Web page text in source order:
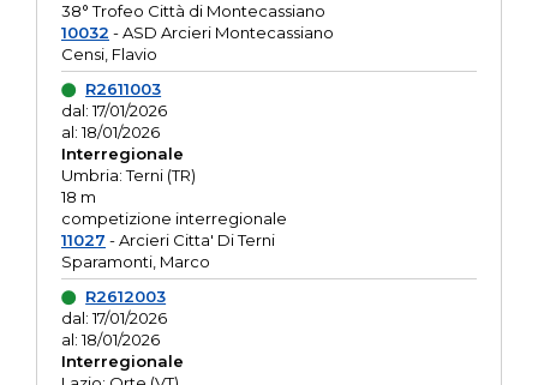
38° Trofeo Città di Montecassiano
10032 - ASD Arcieri Montecassiano
Censi, Flavio
R2611003
dal: 17/01/2026
al: 18/01/2026
Interregionale
Umbria: Terni (TR)
18 m
competizione interregionale
11027 - Arcieri Citta' Di Terni
Sparamonti, Marco
R2612003
dal: 17/01/2026
al: 18/01/2026
Interregionale